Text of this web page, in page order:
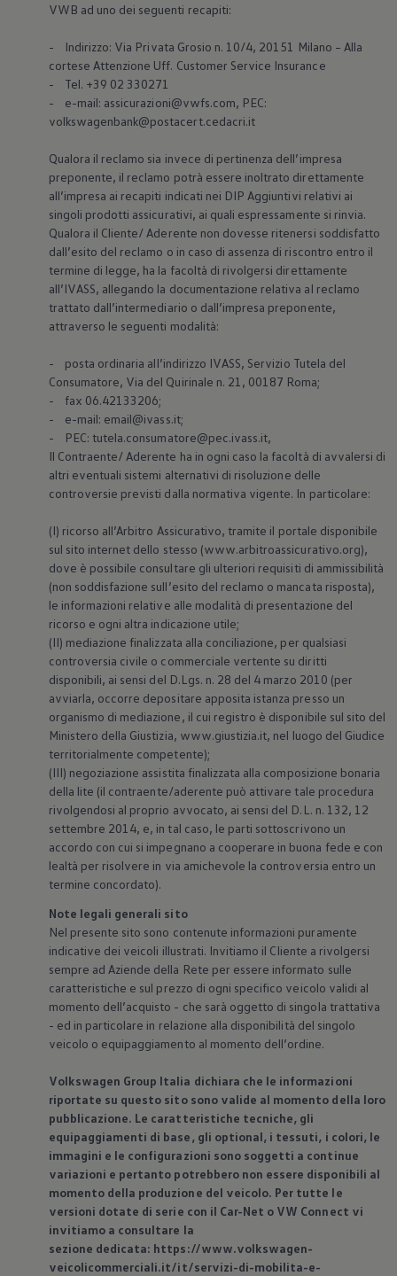
VWB ad uno dei seguenti recapiti:
- Indirizzo: Via Privata Grosio n. 10/4, 20151 Milano – Alla
cortese Attenzione Uff. Customer Service Insurance
- Tel. +39 02 330271
- e-mail: assicurazioni@vwfs.com, PEC:
volkswagenbank@postacert.cedacri.it
Qualora il reclamo sia invece di pertinenza dell’impresa
preponente, il reclamo potrà essere inoltrato direttamente
all’impresa ai recapiti indicati nei DIP Aggiuntivi relativi ai
singoli prodotti assicurativi, ai quali espressamente si rinvia.
Qualora il Cliente/ Aderente non dovesse ritenersi soddisfatto
dall’esito del reclamo o in caso di assenza di riscontro entro il
termine di legge, ha la facoltà di rivolgersi direttamente
all’IVASS, allegando la documentazione relativa al reclamo
trattato dall’intermediario o dall’impresa preponente,
attraverso le seguenti modalità:
- posta ordinaria all’indirizzo IVASS, Servizio Tutela del
Consumatore, Via del Quirinale n. 21, 00187 Roma;
- fax 06.42133206;
- e-mail: email@ivass.it;
- PEC: tutela.consumatore@pec.ivass.it,
Il Contraente/ Aderente ha in ogni caso la facoltà di avvalersi di
altri eventuali sistemi alternativi di risoluzione delle
controversie previsti dalla normativa vigente. In particolare:
(I) ricorso all’Arbitro Assicurativo, tramite il portale disponibile
sul sito internet dello stesso (www.arbitroassicurativo.org),
dove è possibile consultare gli ulteriori requisiti di ammissibilità
(non soddisfazione sull’esito del reclamo o mancata risposta),
le informazioni relative alle modalità di presentazione del
ricorso e ogni altra indicazione utile;
(II) mediazione finalizzata alla conciliazione, per qualsiasi
controversia civile o commerciale vertente su diritti
disponibili, ai sensi del D.Lgs. n. 28 del 4 marzo 2010 (per
avviarla, occorre depositare apposita istanza presso un
organismo di mediazione, il cui registro è disponibile sul sito del
Ministero della Giustizia, www.giustizia.it, nel luogo del Giudice
territorialmente competente);
(III) negoziazione assistita finalizzata alla composizione bonaria
della lite (il contraente/aderente può attivare tale procedura
rivolgendosi al proprio avvocato, ai sensi del D.L. n. 132, 12
settembre 2014, e, in tal caso, le parti sottoscrivono un
accordo con cui si impegnano a cooperare in buona fede e con
lealtà per risolvere in via amichevole la controversia entro un
termine concordato).
Note legali generali sito
Nel presente sito sono contenute informazioni puramente
indicative dei veicoli illustrati. Invitiamo il Cliente a rivolgersi
sempre ad Aziende della Rete per essere informato sulle
caratteristiche e sul prezzo di ogni specifico veicolo validi al
momento dell’acquisto - che sarà oggetto di singola trattativa
- ed in particolare in relazione alla disponibilità del singolo
veicolo o equipaggiamento al momento dell’ordine.
Volkswagen Group Italia dichiara che le informazioni
riportate su questo sito sono valide al momento della loro
pubblicazione. Le caratteristiche tecniche, gli
equipaggiamenti di base, gli optional, i tessuti, i colori, le
immagini e le configurazioni sono soggetti a continue
variazioni e pertanto potrebbero non essere disponibili al
momento della produzione del veicolo. Per tutte le
versioni dotate di serie con il Car-Net o VW Connect vi
invitiamo a consultare la
sezione dedicata: https://www.volkswagen-
veicolicommerciali.it/it/servizi-di-mobilita-e-